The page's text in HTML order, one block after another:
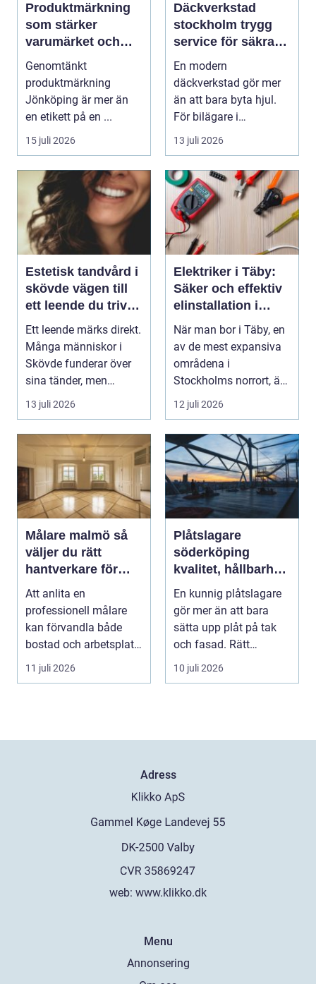
Produktmärkning
som stärker
varumärket och
förenklar vardagen
Genomtänkt
produktmärkning
Jönköping är mer än
en etikett på en ...
15 juli 2026
Däckverkstad
stockholm trygg
service för säkra
mil året runt
En modern
däckverkstad gör mer
än att bara byta hjul.
För bilägare i
Stockholm handlar
13 juli 2026
Estetisk tandvård i
skövde vägen till
ett leende du trivs
med
Ett leende märks direkt.
Många människor i
Skövde funderar över
sina tänder, men
skjuter upp att gör...
13 juli 2026
Elektriker i Täby:
Säker och effektiv
elinstallation i
norrort
När man bor i Täby, en
av de mest expansiva
områdena i
Stockholms norrort, är
b...
12 juli 2026
Målare malmö så
väljer du rätt
hantverkare för
hem och företag
Att anlita en
professionell målare
kan förvandla både
bostad och arbetsplats
på kort tid. Färger, yt...
11 juli 2026
Plåtslagare
söderköping
kvalitet, hållbarhet
och tryggt
takarbete
En kunnig plåtslagare
gör mer än att bara
sätta upp plåt på tak
och fasad. Rätt
plåtarbeten skyddar ...
10 juli 2026
Adress
web: www.klikko.dk
Menu
Annonsering